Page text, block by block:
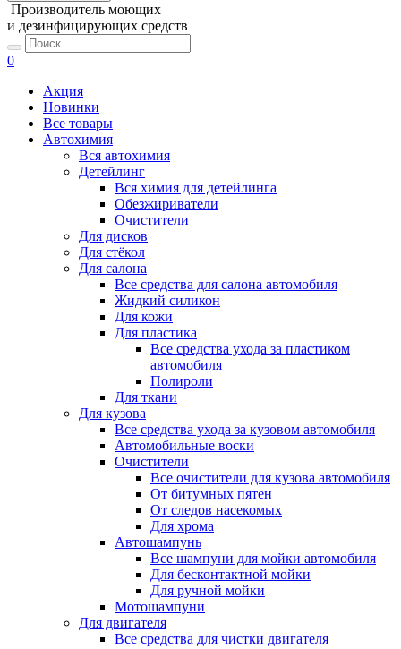
Производитель моющих
и дезинфицирующих средств
0
Акция
Новинки
Все товары
Автохимия
Вся автохимия
Детейлинг
Вся химия для детейлинга
Обезжириватели
Очистители
Для дисков
Для стёкол
Для салона
Все средства для салона автомобиля
Жидкий силикон
Для кожи
Для пластика
Все средства ухода за пластиком
автомобиля
Полироли
Для ткани
Для кузова
Все средства ухода за кузовом автомобиля
Автомобильные воски
Очистители
Все очистители для кузова автомобиля
От битумных пятен
От следов насекомых
Для хрома
Автошампунь
Все шампуни для мойки автомобиля
Для бесконтактной мойки
Для ручной мойки
Мотошампуни
Для двигателя
Все средства для чистки двигателя